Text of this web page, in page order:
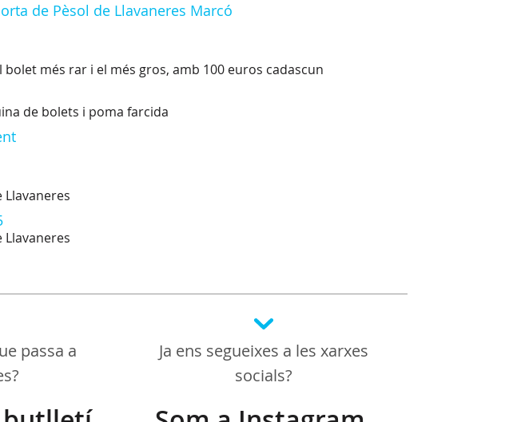
de Pèsol de Llavaneres Marcó
més rar i el més gros, amb 100 euros cadascun
de bolets i poma farcida
Llavaneres
Llavaneres
passa a
Ja ens segueixes a les xarxes
socials?